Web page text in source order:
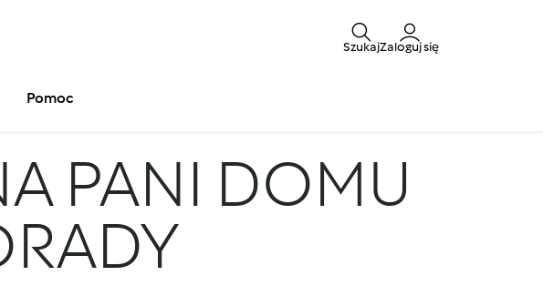
SzukajZaloguj się
Pomoc
PANI DOMU